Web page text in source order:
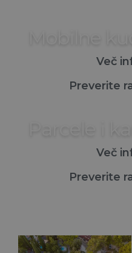
Več
Preverite
Več
Preverite